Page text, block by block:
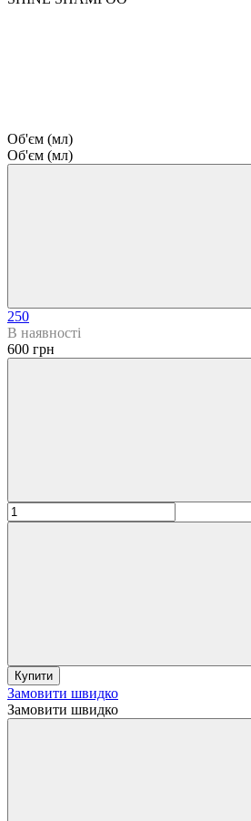
Об'єм (мл)
Об'єм (мл)
250
В наявності
600 грн
Купити
Замовити швидко
Замовити швидко